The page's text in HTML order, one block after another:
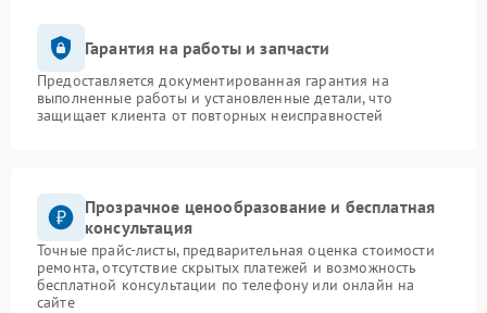
Гарантия на работы и запчасти
Предоставляется документированная гарантия на
выполненные работы и установленные детали, что
защищает клиента от повторных неисправностей
Прозрачное ценообразование и бесплатная
консультация
Точные прайс-листы, предварительная оценка стоимости
ремонта, отсутствие скрытых платежей и возможность
бесплатной консультации по телефону или онлайн на
сайте